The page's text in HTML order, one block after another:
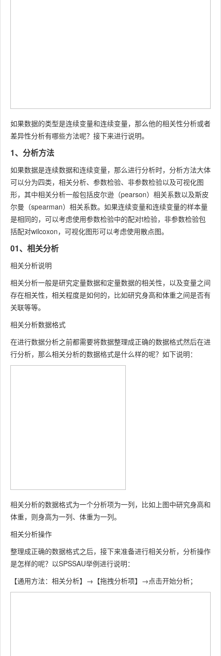
如果数据的类型是连续变量和连续变量，那么他的相关性分析或者
差异性分析有哪些方法呢？接下来进行说明。
1、分析方法
如果数据是连续数据和连续变量，那么进行分析时，分析方法大体
可以分为四类，相关分析、参数检验、非参数检验以及可视化图
形，其中相关分析一般包括皮尔逊（pearson）相关系数以及斯皮
尔曼（spearman）相关系数。如果连续变量和连续变量的样本量
是相同的，可以考虑使用参数检验中的配对t检验，非参数检验包
括配对wilcoxon，可视化图形可以考虑使用散点图。
01、相关分析
相关分析说明
相关分析一般是研究定量数据和定量数据的相关性，以及变量之间
存在相关性，相关程度是如何的，比如研究身高和体重之间是否有
关联等等。
相关分析数据格式
在进行数据分析之前都需要将数据整理成正确的数据格式然后在进
行分析，那么相关分析的数据格式是什么样的呢？如下说明：
相关分析的数据格式为一个分析项为一列，比如上图中研究身高和
体重，则身高为一列、体重为一列。
相关分析操作
整理成正确的数据格式之后，接下来准备进行相关分析，分析操作
是怎样的呢？以SPSSAU举例进行说明：
【通用方法：相关分析】→【拖拽分析项】→点击开始分析；